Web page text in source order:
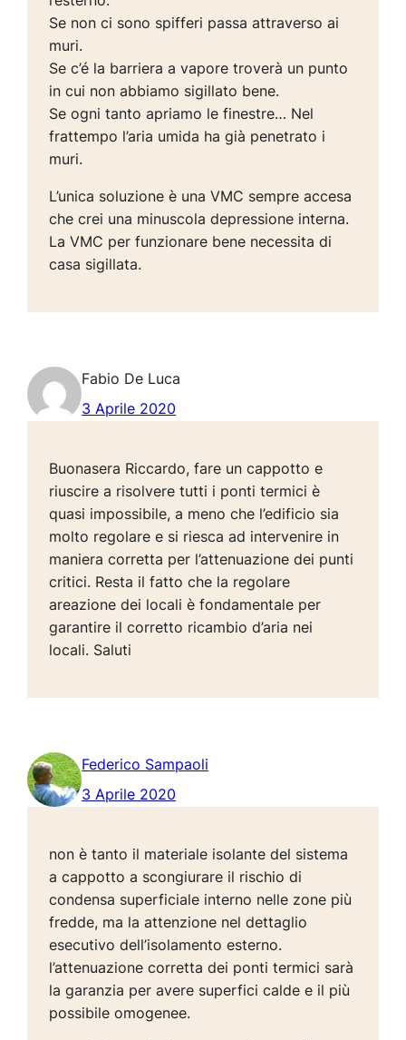
Se non ci sono spifferi passa attraverso ai
muri.
Se c’é la barriera a vapore troverà un punto
in cui non abbiamo sigillato bene.
Se ogni tanto apriamo le finestre… Nel
frattempo l’aria umida ha già penetrato i
muri.
L’unica soluzione è una VMC sempre accesa
che crei una minuscola depressione interna.
La VMC per funzionare bene necessita di
casa sigillata.
Fabio De Luca
3 Aprile 2020
Buonasera Riccardo, fare un cappotto e
riuscire a risolvere tutti i ponti termici è
quasi impossibile, a meno che l’edificio sia
molto regolare e si riesca ad intervenire in
maniera corretta per l’attenuazione dei punti
critici. Resta il fatto che la regolare
areazione dei locali è fondamentale per
garantire il corretto ricambio d’aria nei
locali. Saluti
Federico Sampaoli
3 Aprile 2020
non è tanto il materiale isolante del sistema
a cappotto a scongiurare il rischio di
condensa superficiale interno nelle zone più
fredde, ma la attenzione nel dettaglio
esecutivo dell’isolamento esterno.
l’attenuazione corretta dei ponti termici sarà
la garanzia per avere superfici calde e il più
possibile omogenee.